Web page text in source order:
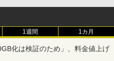
1週間 1カ月
化は検証のため」、料金値上げ